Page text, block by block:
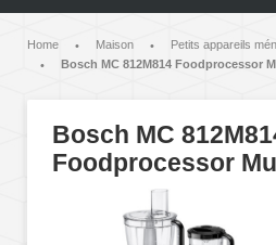
Home • Maison • Petits appareils
•
Bosch MC 812M814 Foodprocessor
Bosch MC
Foodprocessor